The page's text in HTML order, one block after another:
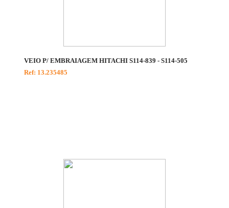
VEIO P/ EMBRAIAGEM HITACHI S114-839 - S114-505
Ref: 13.235485